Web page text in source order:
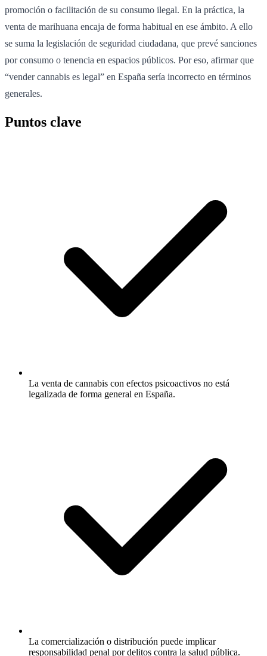
promoción o facilitación de su consumo ilegal. En la práctica, la
venta de marihuana encaja de forma habitual en ese ámbito. A ello
se suma la legislación de seguridad ciudadana, que prevé sanciones
por consumo o tenencia en espacios públicos. Por eso, afirmar que
“vender cannabis es legal” en España sería incorrecto en términos
generales.
Puntos clave
La venta de cannabis con efectos psicoactivos no está
legalizada de forma general en España.
La comercialización o distribución puede implicar
responsabilidad penal por delitos contra la salud pública.